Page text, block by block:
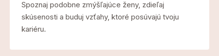
Spoznaj podobne zmýšľajúce ženy, zdieľaj
skúsenosti a buduj vzťahy, ktoré posúvajú tvoju
kariéru.